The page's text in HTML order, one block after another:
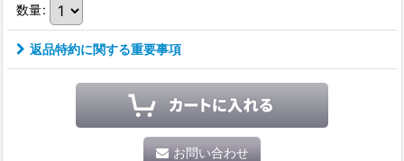
数量:
返品特約に関する重要事項
お問い合わせ